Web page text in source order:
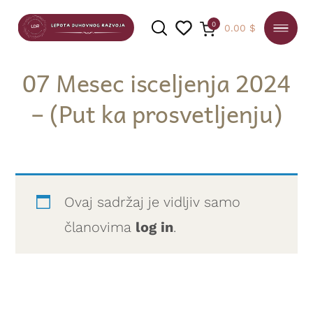
PRETRAGA
0 0.00 $
07 Mesec isceljenja 2024
– (Put ka prosvetljenju)
Ovaj sadržaj je vidljiv samo
članovima log in.